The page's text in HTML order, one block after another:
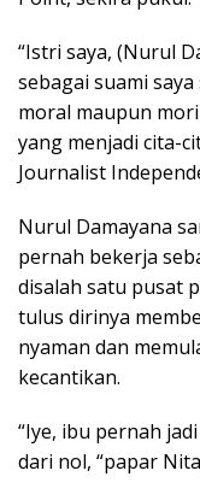
“Istri saya, (Nurul
sebagai suami
moral maupun
yang menjadi cita-
Journalist
Nurul Damayana
pernah bekerja
disalah satu pusat
tulus dirinya
nyaman dan
kecantikan.
“Iye, ibu pernah
dari nol, “papar